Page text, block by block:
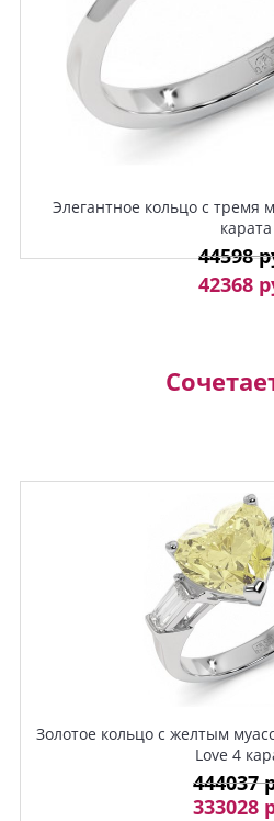
Элегантное кольцо с тремя
карата
44598
42368
Золотое кольцо с желтым
Love 4
444037
333028